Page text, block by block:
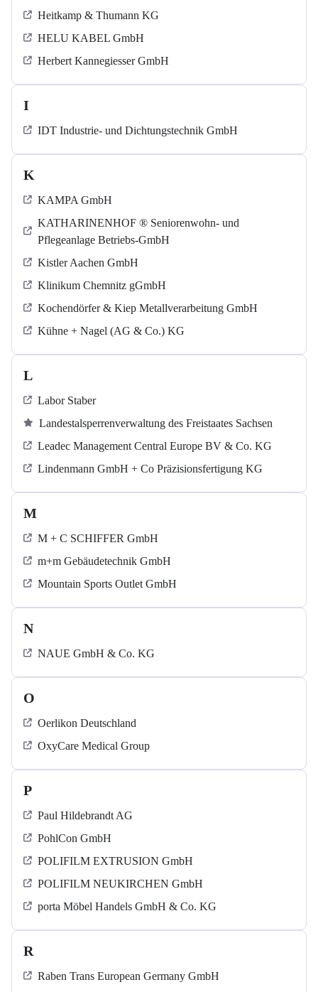
Heitkamp & Thumann KG
HELU KABEL GmbH
Herbert Kannegiesser GmbH
I
IDT Industrie- und Dichtungstechnik GmbH
K
KAMPA GmbH
KATHARINENHOF ® Seniorenwohn- und
Pflegeanlage Betriebs-GmbH
Kistler Aachen GmbH
Klinikum Chemnitz gGmbH
Kochendörfer & Kiep Metallverarbeitung GmbH
Kühne + Nagel (AG & Co.) KG
L
Labor Staber
Landestalsperrenverwaltung des Freistaates Sachsen
Leadec Management Central Europe BV & Co. KG
Lindenmann GmbH + Co Präzisionsfertigung KG
M
M + C SCHIFFER GmbH
m+m Gebäudetechnik GmbH
Mountain Sports Outlet GmbH
N
NAUE GmbH & Co. KG
O
Oerlikon Deutschland
OxyCare Medical Group
P
Paul Hildebrandt AG
PohlCon GmbH
POLIFILM EXTRUSION GmbH
POLIFILM NEUKIRCHEN GmbH
porta Möbel Handels GmbH & Co. KG
R
Raben Trans European Germany GmbH